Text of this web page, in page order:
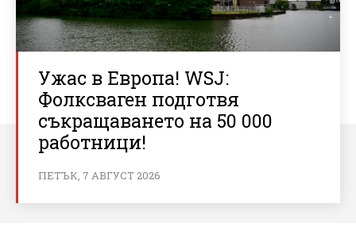
Ужас в Европа! WSJ:
Фолксваген подготвя
съкращаването на 50 000
работници!
ПЕТЪК, 7 АВГУСТ 2026